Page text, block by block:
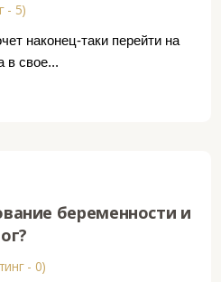
- 5)
наконец-таки перейти на
в свое...
беременности и
- 0)